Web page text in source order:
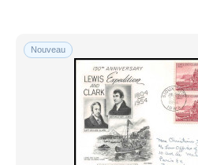
Nouveau